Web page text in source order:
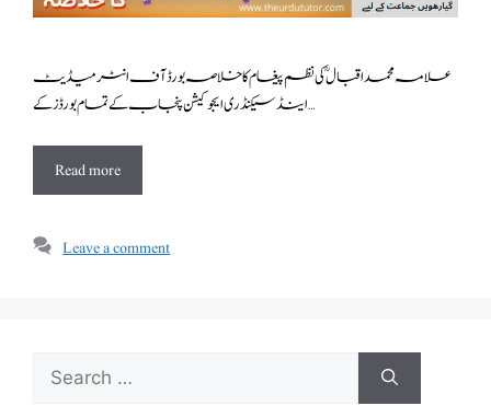
علامہ محمد اقبال ؒ کی نظم پیغام کا خلاصہ بورڈ آف انٹرمیڈیٹ
اینڈ سیکنڈری ایجوکیشن پنجاب کے تمام بورڈز کے …
Read more
Leave a comment
Search
for: